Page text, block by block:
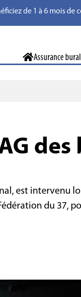
de 1 à 6 mois
Assurance
est intervenu
du 37,